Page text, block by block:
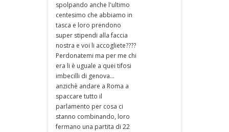
spolpando anche l'ultimo
centesimo che abbiamo in
tasca e loro prendono
super stipendi alla faccia
nostra e voi li accogliete????
Perdonatemi ma per me chi
era li è uguale a quei tifosi
imbecilli di genova...
anzichè andare a Roma a
spaccare tutto il
parlamento per cosa ci
stanno combinando, loro
fermano una partita di 22